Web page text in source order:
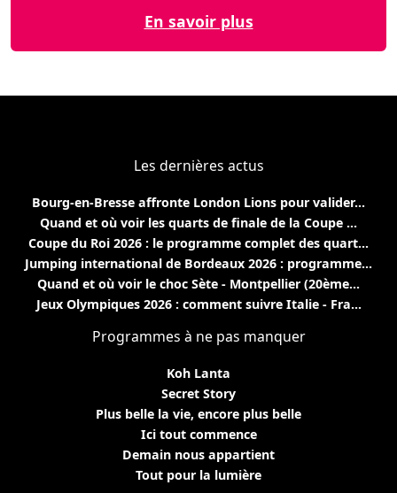
En savoir plus
Les dernières actus
Bourg-en-Bresse affronte London Lions pour valider...
Quand et où voir les quarts de finale de la Coupe ...
Coupe du Roi 2026 : le programme complet des quart...
Jumping international de Bordeaux 2026 : programme...
Quand et où voir le choc Sète - Montpellier (20ème...
Jeux Olympiques 2026 : comment suivre Italie - Fra...
Programmes à ne pas manquer
Koh Lanta
Secret Story
Plus belle la vie, encore plus belle
Ici tout commence
Demain nous appartient
Tout pour la lumière